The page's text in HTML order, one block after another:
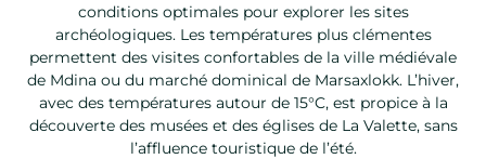
conditions optimales pour explorer les sites
archéologiques. Les températures plus clémentes
permettent des visites confortables de la ville médiévale
de Mdina ou du marché dominical de Marsaxlokk. L’hiver,
avec des températures autour de 15°C, est propice à la
découverte des musées et des églises de La Valette, sans
l’affluence touristique de l’été.